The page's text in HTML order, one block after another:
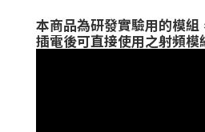
本商品為研發實驗用的模
插電後可直接使用之射頻